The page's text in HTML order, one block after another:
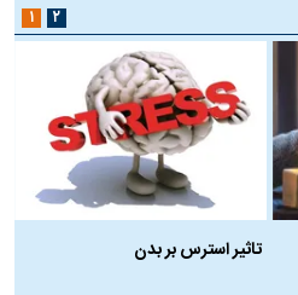
تاثیر استرس بر بدن
۱ ۲